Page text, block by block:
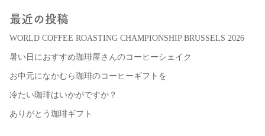
最近の投稿
WORLD COFFEE ROASTING CHAMPIONSHIP BRUSSELS 2026
暑い日におすすめ珈琲屋さんのコーヒーシェイク
お中元になかむら珈琲のコーヒーギフトを
冷たい珈琲はいかがですか？
ありがとう珈琲ギフト